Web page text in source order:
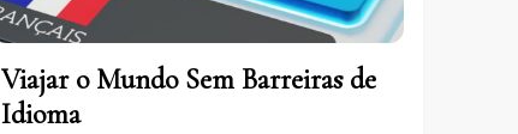
Viajar o Mundo Sem Barreiras de
Idioma